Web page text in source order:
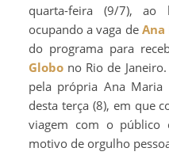
quarta-feira (9/7),
ocupando a vaga de Ana
do programa para
Globo no Rio de
pela própria Ana Maria
desta terça (8), em que
viagem com o público
motivo de orgulho